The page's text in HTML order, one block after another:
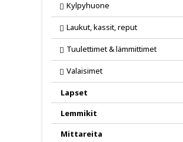
Kylpyhuone
Laukut, kassit, reput
Tuulettimet & lämmittimet
Valaisimet
Lapset
Lemmikit
Mittareita